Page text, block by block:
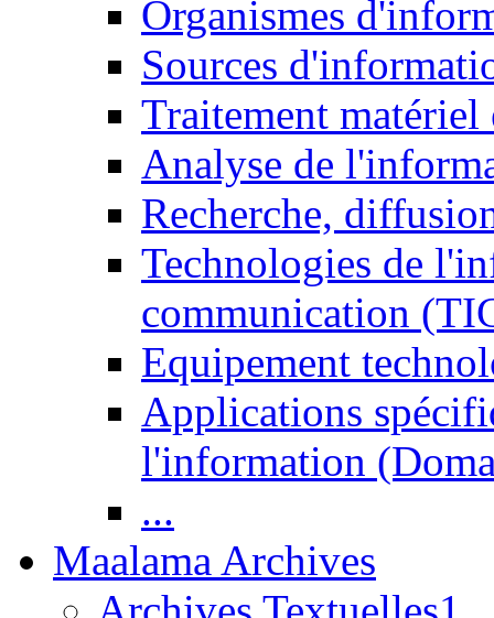
Organismes
Sources
Traitement matériel
Analyse de
Recherche,
Technologies de
communication
Equipement
Applications
l'information
...
Maalama Archives